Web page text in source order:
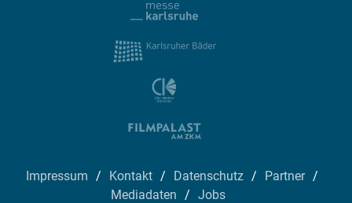
Impressum Kontakt Datenschutz
Partner
Mediadaten
Jobs